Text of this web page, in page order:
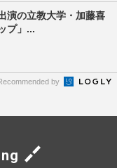
演の立教大学・加藤喜
プ」...
by